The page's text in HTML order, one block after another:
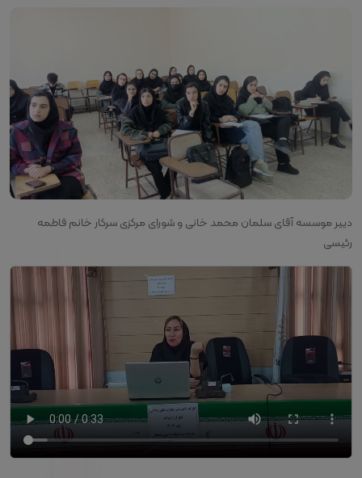
دییر موسسه آقای سلمان محمد خانی و شورای مرکزی سرکار خانم فاطمه
رئیسی